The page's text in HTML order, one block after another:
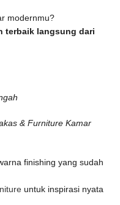
modernmu?
terbaik langsung dari
& Furniture Kamar
finishing yang sudah
untuk inspirasi nyata